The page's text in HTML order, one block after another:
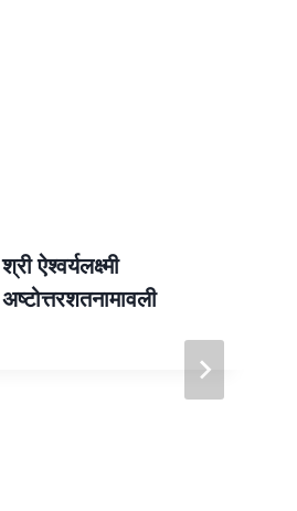
श्री ऐश्वर्यलक्ष्मी
अष्टोत्तरशतनामावली